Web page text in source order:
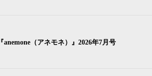
『anemone（アネモネ）』2026年7月号